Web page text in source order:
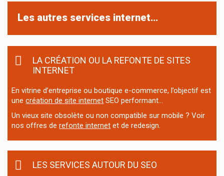
Les autres services internet…
LA CRÉATION OU LA REFONTE DE SITES
INTERNET
En vitrine d’entreprise ou boutique e-commerce, l’objectif est
unecréation de site internet SEO performant…
Un vieux site obsolète ou non compatible sur mobile ? Voir
nos offres derefonte internet et de redesign.
LES SERVICES AUTOUR DU SEO